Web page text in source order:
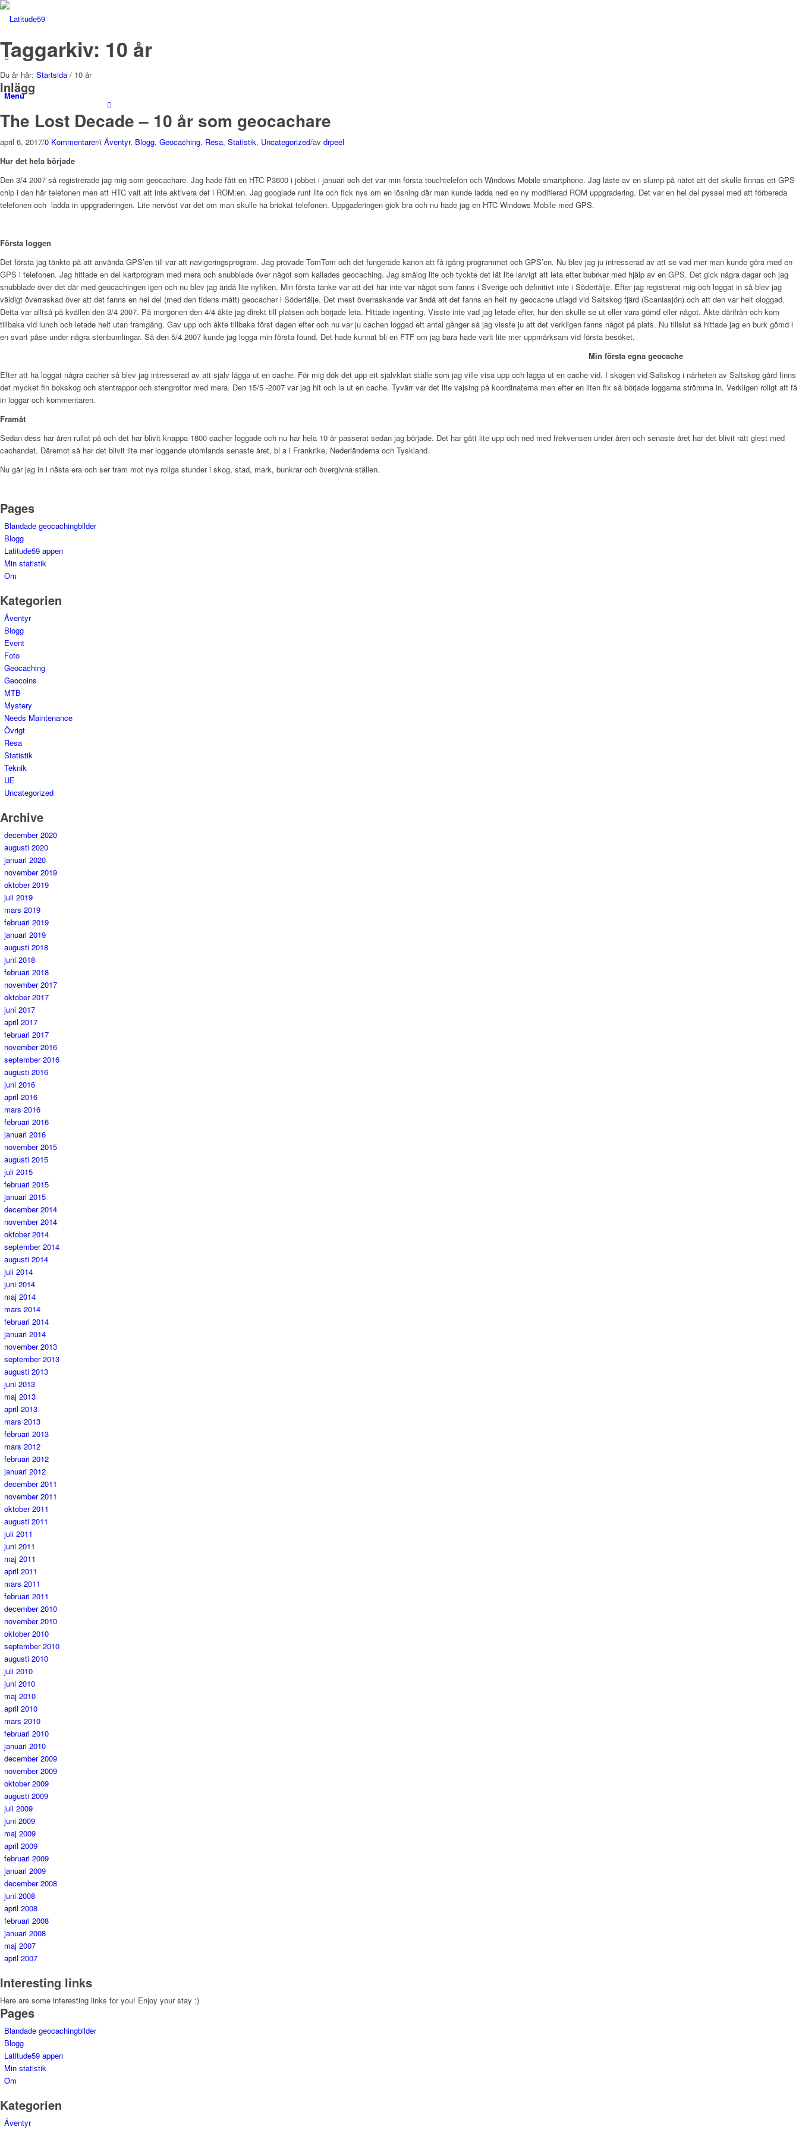
Menu
Taggarkiv: 10 år
Du är här: Startsida / 10 år
Inlägg
The Lost Decade – 10 år som geocachare
april 6, 2017/0 Kommentarer/i Äventyr, Blogg, Geocaching, Resa, Statistik, Uncategorized/av drpeel
Hur det hela började
Den 3/4 2007 så registrerade jag mig som geocachare. Jag hade fått en HTC P3600 i jobbet i januari och det var min första touchtelefon och Windows Mobile smartphone. Jag läste av en slump på nätet att det skulle finnas ett GPS
chip i den här telefonen men att HTC valt att inte aktivera det i ROM:en. Jag googlade runt lite och fick nys om en lösning där man kunde ladda ned en ny modifierad ROM uppgradering. Det var en hel del pyssel med att förbereda
telefonen och ladda in uppgraderingen. Lite nervöst var det om man skulle ha brickat telefonen. Uppgaderingen gick bra och nu hade jag en HTC Windows Mobile med GPS.
Första loggen
Det första jag tänkte på att använda GPS’en till var att navigeringsprogram. Jag provade TomTom och det fungerade kanon att få igång programmet och GPS’en. Nu blev jag ju intresserad av att se vad mer man kunde göra med en
GPS i telefonen. Jag hittade en del kartprogram med mera och snubblade över något som kallades geocaching. Jag smålog lite och tyckte det lät lite larvigt att leta efter bubrkar med hjälp av en GPS. Det gick några dagar och jag
snubblade över det där med geocachingen igen och nu blev jag ändå lite nyfiken. Min första tanke var att det här inte var något som fanns i Sverige och definitivt inte i Södertälje. Efter jag registrerat mig och loggat in så blev jag
väldigt överraskad över att det fanns en hel del (med den tidens mått) geocacher i Södertälje. Det mest överraskande var ändå att det fanns en helt ny geocache utlagd vid Saltskog fjärd (Scaniasjön) och att den var helt ologgad.
Detta var alltså på kvällen den 3/4 2007. På morgonen den 4/4 åkte jag direkt till platsen och började leta. Hittade ingenting. Visste inte vad jag letade efter, hur den skulle se ut eller vara gömd eller något. Åkte därifrån och kom
tillbaka vid lunch och letade helt utan framgång. Gav upp och åkte tillbaka först dagen efter och nu var ju cachen loggad ett antal gånger så jag visste ju att det verkligen fanns något på plats. Nu tillslut så hittade jag en burk gömd i
en svart påse under några stenbumlingar. Så den 5/4 2007 kunde jag logga min första found. Det hade kunnat bli en FTF om jag bara hade varit lite mer uppmärksam vid första besöket.
Min första egna geocache
Efter att ha loggat några cacher så blev jag intresserad av att själv lägga ut en cache. För mig dök det upp ett självklart ställe som jag ville visa upp och lägga ut en cache vid. I skogen vid Saltskog i närheten av Saltskog gård finns
det mycket fin bokskog och stentrappor och stengrottor med mera. Den 15/5 -2007 var jag hit och la ut en cache. Tyvärr var det lite vajsing på koordinaterna men efter en liten fix så började loggarna strömma in. Verkligen roligt att få
in loggar och kommentaren.
Framåt
Sedan dess har åren rullat på och det har blivit knappa 1800 cacher loggade och nu har hela 10 år passerat sedan jag började. Det har gått lite upp och ned med frekvensen under åren och senaste året har det blivit rätt glest med
cachandet. Däremot så har det blivit lite mer loggande utomlands senaste året, bl a i Frankrike, Nederländerna och Tyskland.
Nu går jag in i nästa era och ser fram mot nya roliga stunder i skog, stad, mark, bunkrar och övergivna ställen.
Pages
Blandade geocachingbilder
Blogg
Latitude59 appen
Min statistik
Om
Kategorien
Äventyr
Blogg
Event
Foto
Geocaching
Geocoins
MTB
Mystery
Needs Maintenance
Övrigt
Resa
Statistik
Teknik
UE
Uncategorized
Archive
december 2020
augusti 2020
januari 2020
november 2019
oktober 2019
juli 2019
mars 2019
februari 2019
januari 2019
augusti 2018
juni 2018
februari 2018
november 2017
oktober 2017
juni 2017
april 2017
februari 2017
november 2016
september 2016
augusti 2016
juni 2016
april 2016
mars 2016
februari 2016
januari 2016
november 2015
augusti 2015
juli 2015
februari 2015
januari 2015
december 2014
november 2014
oktober 2014
september 2014
augusti 2014
juli 2014
juni 2014
maj 2014
mars 2014
februari 2014
januari 2014
november 2013
september 2013
augusti 2013
juni 2013
maj 2013
april 2013
mars 2013
februari 2013
mars 2012
februari 2012
januari 2012
december 2011
november 2011
oktober 2011
augusti 2011
juli 2011
juni 2011
maj 2011
april 2011
mars 2011
februari 2011
december 2010
november 2010
oktober 2010
september 2010
augusti 2010
juli 2010
juni 2010
maj 2010
april 2010
mars 2010
februari 2010
januari 2010
december 2009
november 2009
oktober 2009
augusti 2009
juli 2009
juni 2009
maj 2009
april 2009
februari 2009
januari 2009
december 2008
juni 2008
april 2008
februari 2008
januari 2008
maj 2007
april 2007
Interesting links
Here are some interesting links for you! Enjoy your stay :)
Pages
Blandade geocachingbilder
Blogg
Latitude59 appen
Min statistik
Om
Kategorien
Äventyr